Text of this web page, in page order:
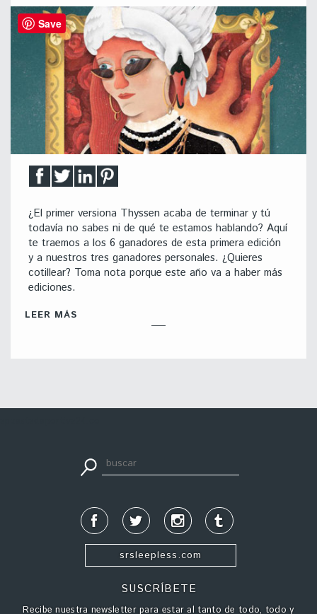
¿El primer versiona Thyssen acaba de terminar y tú
todavía no sabes ni de qué te estamos hablando? Aquí
te traemos a los 6 ganadores de esta primera edición
y a nuestros tres ganadores personales. ¿Quieres
cotillear? Toma nota porque este año va a haber más
ediciones.
LEER MÁS
srsleepless.com
SUSCRÍBETE
Recibe nuestra newsletter para estar al tanto de todo, todo y
Save